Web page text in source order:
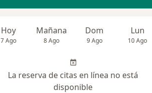
Hoy
7 Ago
Mañana
8 Ago
Dom
9 Ago
Lun
10 Ago
La reserva de citas en línea no está
disponible